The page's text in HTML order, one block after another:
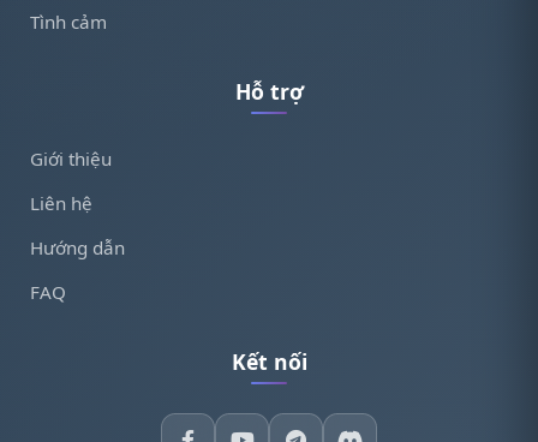
Tình cảm
Hỗ trợ
Giới thiệu
Liên hệ
Hướng dẫn
FAQ
Kết nối